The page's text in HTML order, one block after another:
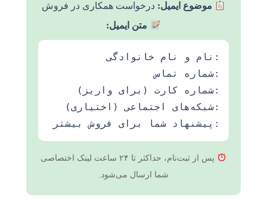
موضوع ایمیل: درخواست همکاری در فروش
متن ایمیل:
نام و نام خانوادگی:
شماره تماس:
شماره کارت (برای واریز):
شبکه‌های اجتماعی (اختیاری):
پیشنهاد شما برای فروش بیشتر:
پس از ثبت‌نام، حداکثر تا ۲۴ ساعت لینک اختصاصی
شما ارسال می‌شود.